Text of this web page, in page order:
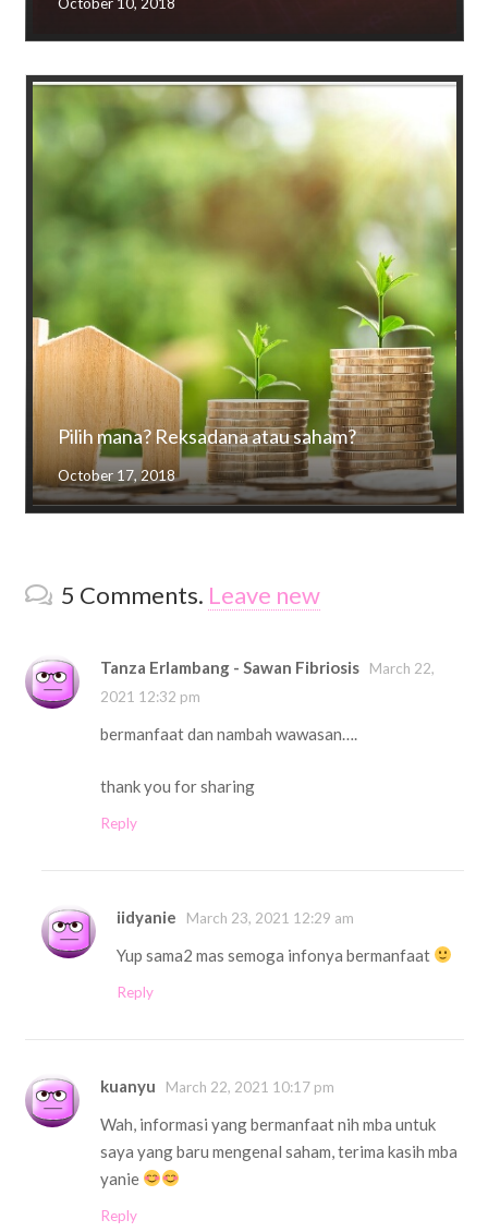
Pilih mana? Reksadana atau saham?
October 17, 2018
5 Comments. Leave new
Tanza Erlambang - Sawan Fibriosis
March 22,
2021 12:32 pm
bermanfaat dan nambah wawasan….
thank you for sharing
Reply
iidyanie March 23, 2021 12:29 am
Yup sama2 mas semoga infonya bermanfaat
Reply
kuanyu March 22, 2021 10:17 pm
Wah, informasi yang bermanfaat nih mba untuk
saya yang baru mengenal saham, terima kasih mba
yanie
Reply